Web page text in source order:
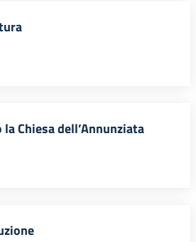
Chiesa dell’Annunziata